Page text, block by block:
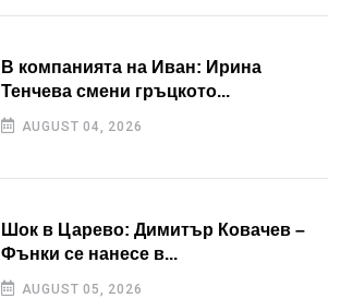
В компанията на Иван: Ирина
Тенчева смени гръцкото...
AUGUST 04, 2026
Шок в Царево: Димитър Ковачев –
Фънки се нанесе в...
AUGUST 05, 2026